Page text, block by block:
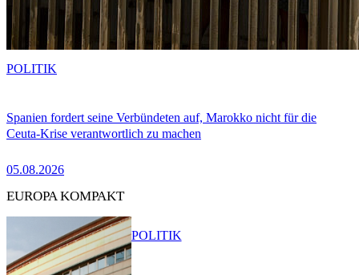
Spanien fordert seine Verbündeten auf, Marokko nicht für die
Ceuta-Krise verantwortlich zu machen
05.08.2026
POLITIK
EUROPA KOMPAKT
POLITIK